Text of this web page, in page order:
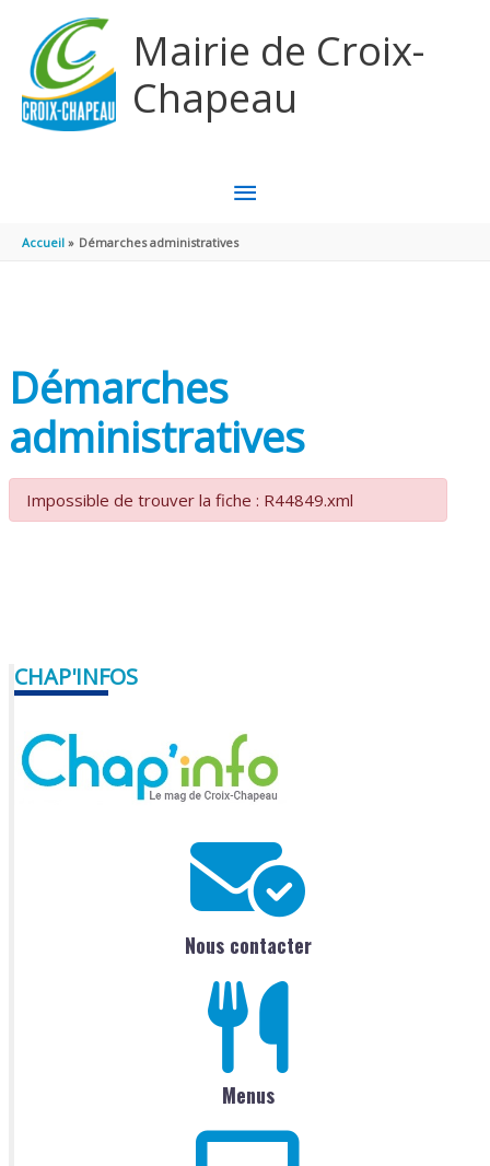
Mairie de Croix-
Chapeau
MENU
PRINCIPAL
Accueil Démarches administratives
Démarches
administratives
Impossible de trouver la fiche : R44849.xml
CHAP'INFOS
Nous contacter
Menus